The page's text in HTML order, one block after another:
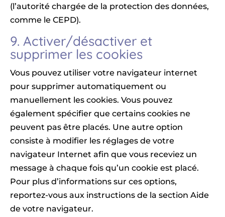
(l’autorité chargée de la protection des données,
comme le CEPD).
9. Activer/désactiver et
supprimer les cookies
Vous pouvez utiliser votre navigateur internet
pour supprimer automatiquement ou
manuellement les cookies. Vous pouvez
également spécifier que certains cookies ne
peuvent pas être placés. Une autre option
consiste à modifier les réglages de votre
navigateur Internet afin que vous receviez un
message à chaque fois qu’un cookie est placé.
Pour plus d’informations sur ces options,
reportez-vous aux instructions de la section Aide
de votre navigateur.